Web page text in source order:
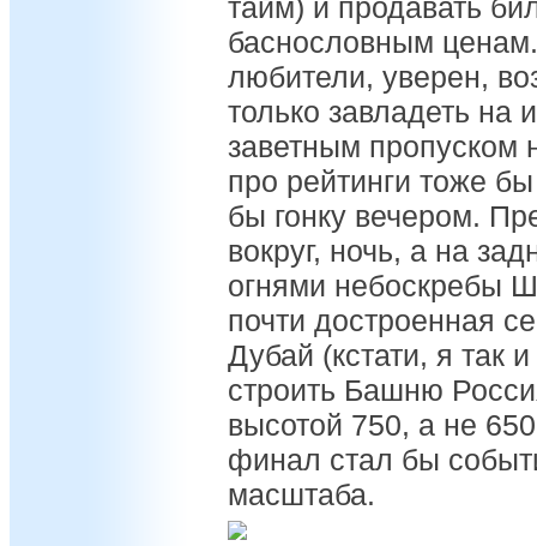
тайм) и продавать
баснословным
любители, уверен,
только завладеть на
заветным пропуском
про рейтинги тоже
бы гонку вечером.
вокруг, ночь, а на
огнями небоскребы
почти достроенная
Дубай (кстати, я так
строить Башню
высотой 750, а не
финал стал бы
масштаба.